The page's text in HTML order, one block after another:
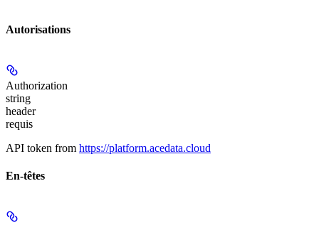
Autorisations
Authorization
string
header
requis
API token from https://platform.acedata.cloud
En-têtes